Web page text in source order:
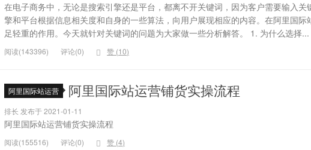
在电子商务中，无论是搜索引擎还是平台，都离不开关键词，因为客户需要输入关
擎和平台根据信息相关度和自身的一些算法，向用户展现相应的内容。在阿里国
足轻重的作用。今天就针对关键词的问题为大家做一些分析解答。 1. 为什么选择...
阅读(143396) 评论(0) 赞 (10)
阿里国际站运营 阿里国际站运营铺货实操流程
排长 发布于 2021-01-11
阿里国际站运营铺货实操流程
阅读(155516) 评论(0) 赞 (4)